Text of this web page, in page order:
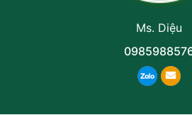
Ms. Diệu